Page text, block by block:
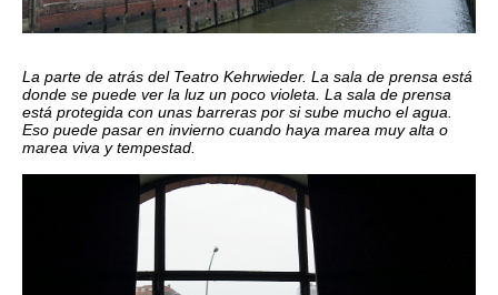
La parte de atrás del Teatro Kehrwieder. La sala de prensa está
donde se puede ver la luz un poco violeta. La sala de prensa
está protegida con unas barreras por si sube mucho el agua.
Eso puede pasar en invierno cuando haya marea muy alta o
marea viva y tempestad.